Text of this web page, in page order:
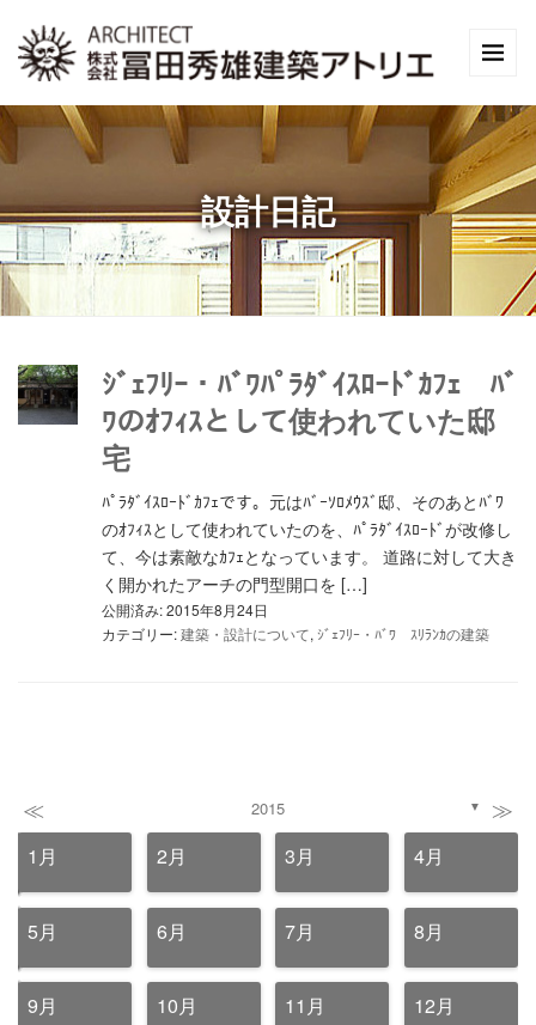
設計日記
ｼﾞｪﾌﾘｰ・ﾊﾞﾜﾊﾟﾗﾀﾞｲｽﾛｰﾄﾞｶﾌｪ ﾊﾞ
ﾜのｵﾌｨｽとして使われていた邸
宅
ﾊﾟﾗﾀﾞｲｽﾛｰﾄﾞｶﾌｪです。元はﾊﾞｰｿﾛﾒｳｽﾞ邸、そのあとﾊﾞﾜ
のｵﾌｨｽとして使われていたのを、ﾊﾟﾗﾀﾞｲｽﾛｰﾄﾞが改修し
て、今は素敵なｶﾌｪとなっています。 道路に対して大き
く開かれたアーチの門型開口を […]
公開済み: 2015年8月24日
カテゴリー:建築・設計について, ｼﾞｪﾌﾘｰ・ﾊﾞﾜ ｽﾘﾗﾝｶの建築
≪ 2015 ▼ ≫
1月 2月 3月 4月
5月 6月 7月 8月
9月 10月 11月 12月